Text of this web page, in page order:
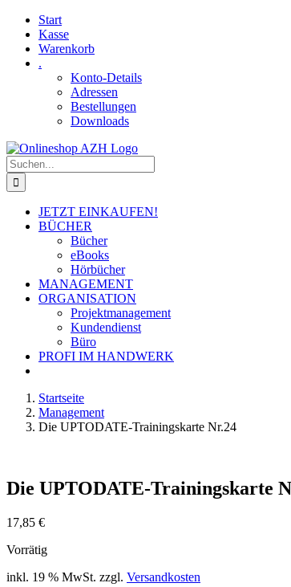
Skip
content
Facebook
YouTubeStart
Kasse
Warenkorb
.
Konto-Details
Adressen
Bestellungen
Downloads
Suche
nach:
JETZT EINKAUFEN!
BÜCHER
Bücher
eBooks
Hörbücher
MANAGEMENT
ORGANISATION
Projektmanagement
Kundendienst
Büro
PROFI IM HANDWERK
Startseite
Management
Die UPTODATE-Trainingskarte Nr.24
Die UPTODATE-Trainingskarte
17,85 €
Vorrätig
inkl. 19 % MwSt. zzgl. Versandkosten